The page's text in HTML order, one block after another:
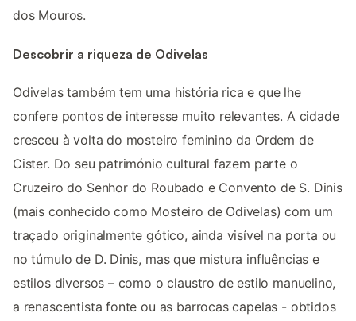
dos Mouros.
Descobrir a riqueza de Odivelas
Odivelas também tem uma história rica e que lhe
confere pontos de interesse muito relevantes. A cidade
cresceu à volta do mosteiro feminino da Ordem de
Cister. Do seu património cultural fazem parte o
Cruzeiro do Senhor do Roubado e Convento de S. Dinis
(mais conhecido como Mosteiro de Odivelas) com um
traçado originalmente gótico, ainda visível na porta ou
no túmulo de D. Dinis, mas que mistura influências e
estilos diversos – como o claustro de estilo manuelino,
a renascentista fonte ou as barrocas capelas - obtidos